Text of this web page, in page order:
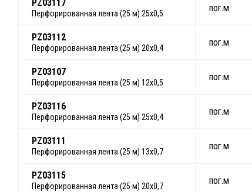
PZ03117
Перфорированная лента (25 м) 25х0,5
пог.м
PZ03112
Перфорированная лента (25 м) 20х0,4
пог.м
PZ03107
Перфорированная лента (25 м) 12х0,5
пог.м
PZ03116
Перфорированная лента (25 м) 25х0,4
пог.м
PZ03111
Перфорированная лента (25 м) 13х0,7
пог.м
PZ03115
Перфорированная лента (25 м) 20х0,7
пог.м